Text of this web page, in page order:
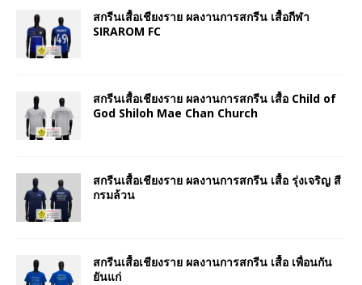
สกรีนเสื้อเชียงราย ผลงานการสกรีน เสื้อกีฬา
SIRAROM FC
สกรีนเสื้อเชียงราย ผลงานการสกรีน เสื้อ Child of
God Shiloh Mae Chan Church
สกรีนเสื้อเชียงราย ผลงานการสกรีน เสื้อ รุ่งเจริญ สี
กรมล้วน
สกรีนเสื้อเชียงราย ผลงานการสกรีน เสื้อ เพื่อนกัน
ยันแก่